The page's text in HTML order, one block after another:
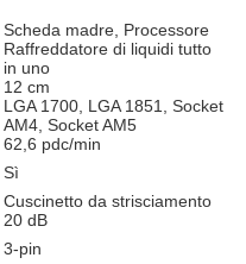
Scheda madre, Processore
Raffreddatore di liquidi tutto
in uno
12 cm
LGA 1700, LGA 1851, Socket
AM4, Socket AM5
62,6 pdc/min
Sì
Cuscinetto da strisciamento
20 dB
3-pin